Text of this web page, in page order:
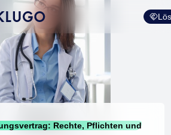
Rechte, Pflichten und